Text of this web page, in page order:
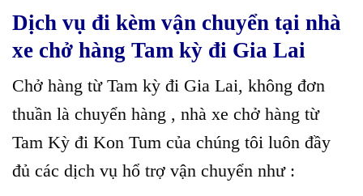
Dịch vụ đi kèm vận chuyển tại nhà
xe chở hàng Tam kỳ đi Gia Lai
Chở hàng từ Tam kỳ đi Gia Lai, không đơn
thuần là chuyển hàng , nhà xe chở hàng từ
Tam Kỳ đi Kon Tum của chúng tôi luôn đầy
đủ các dịch vụ hổ trợ vận chuyển như :